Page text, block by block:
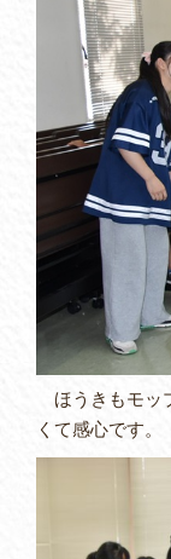
ほうきもモッ
くて感心です。